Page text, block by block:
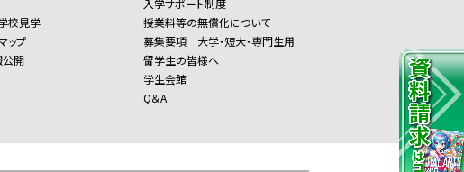
校見学
ップ
公開
入学サポート制度
授業料等の無償化について
募集要項 大学・短大・専門生用
留学生の皆様へ
学生会館
Q＆A